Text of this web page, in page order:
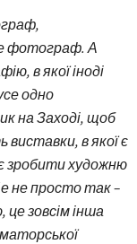
фотограф. А
в якої іноді
одно
на Заході, щоб
виставки, в якої є
зробити художню
не просто так –
зовсім інша